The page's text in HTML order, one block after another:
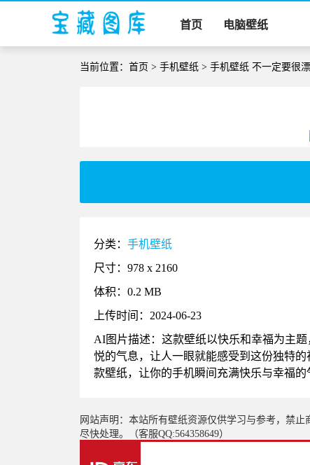
首页 电脑壁纸
当前位置：首页 >手机壁纸 > 手机壁纸 不一定要很
分类：手机壁纸
尺寸：978 x 2160
体积：0.2 MB
上传时间：2024-06-23
AI图片描述：这款壁纸以快乐和幸福为主
悦的气息，让人一眼就能感受到这份独特
款壁纸，让你的手机瞬间充满快乐与幸福的
网站声明：本站所有壁纸资源仅供学习与参考，禁
尽快处理。（客服QQ:564358649）